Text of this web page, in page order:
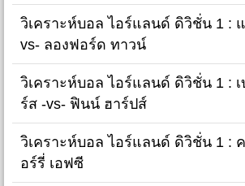
วิเคราะห์บอล ไอร์แลนด์ ดิวิชั่น 1 :
vs- ลองฟอร์ด ทาวน์
วิเคราะห์บอล ไอร์แลนด์ ดิวิชั่น 1 : เ
ร์ส -vs- ฟินน์ ฮาร์ปส์
วิเคราะห์บอล ไอร์แลนด์ ดิวิชั่น 1 :
อร์รี่ เอฟซี